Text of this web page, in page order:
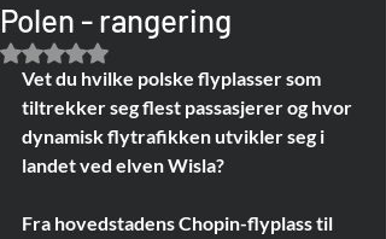
Polen - rangering
Gitt NaN av 5 stjerner.
Vet du hvilke polske flyplasser som
tiltrekker seg flest passasjerer og hvor
dynamisk flytrafikken utvikler seg i
landet ved elven Wisla?
Fra hovedstadens Chopin-flyplass til